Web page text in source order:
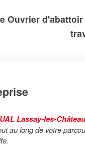
Ouvrier d'abattoir
Lassay-les-
au long de votre